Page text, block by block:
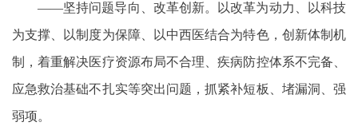
——坚持问题导向、改革创新。以改革为动力、以科技
为支撑、以制度为保障、以中西医结合为特色，创新体制机
制，着重解决医疗资源布局不合理、疾病防控体系不完备、
应急救治基础不扎实等突出问题，抓紧补短板、堵漏洞、强
弱项。